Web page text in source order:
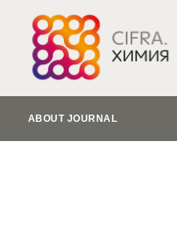
ABOUT JOURNAL